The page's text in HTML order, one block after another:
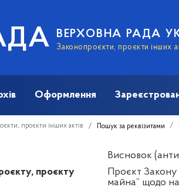
ВЕРХОВНА РАДА
Законопроєкти, проєкти інших
Оформлення
проєкти інших актів Пошук за реквізитами
Висновок
проєкту
Проєкт Закону
майна” щодо